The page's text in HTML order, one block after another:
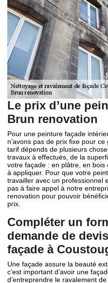
Le prix d’une
Brun renovation
Pour une peinture façade
n’avons pas de prix fixe pour
tarif dépends de plusieurs
travaux à effectués, de la
votre façade : en plâtre, en
à appliquer. Pour que votre
travailler avec un professionnel
pas à faire appel à notre
renovation pour pouvoir
prix.
Compléter un
demande de
façade à
Une façade assure la beauté
c’est important d’avoir une
d’entreprendre le ravalement